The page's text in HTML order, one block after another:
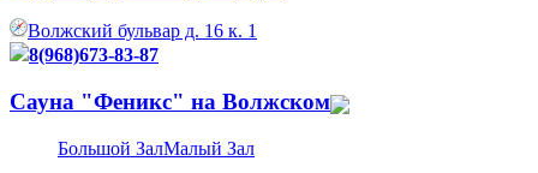
Волжский бульвар д. 16 к. 1
8(968)673-83-87
Сауна "Феникс" на Волжском
Большой ЗалМалый Зал